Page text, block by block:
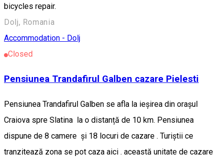
bicycles repair.
Dolj, Romania
Accommodation - Dolj
Closed
Pensiunea Trandafirul Galben cazare Pielesti
Pensiunea Trandafirul Galben se afla la ieșirea din orașul
Craiova spre Slatina la o distanță de 10 km. Pensiunea
dispune de 8 camere și 18 locuri de cazare . Turiștii ce
tranzitează zona se pot caza aici . această unitate de cazare